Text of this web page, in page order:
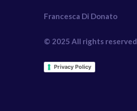
Francesca Di Donato
© 2025 All rights reserved
Privacy Policy